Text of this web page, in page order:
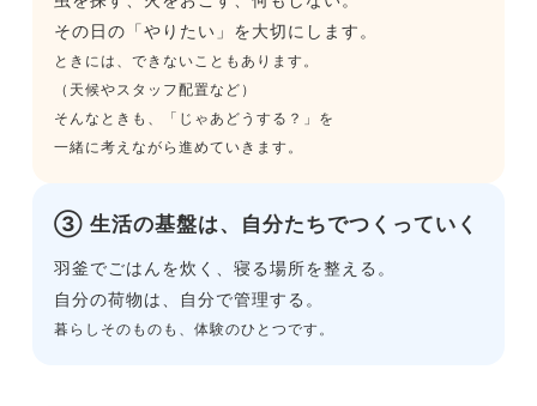
その日の「やりたい」を大切にします。
ときには、できないこともあります。
（天候やスタッフ配置など）
そんなときも、「じゃあどうする？」を
一緒に考えながら進めていきます。
③ 生活の基盤は、自分たちでつくっていく
羽釜でごはんを炊く、寝る場所を整える。
自分の荷物は、自分で管理する。
暮らしそのものも、体験のひとつです。